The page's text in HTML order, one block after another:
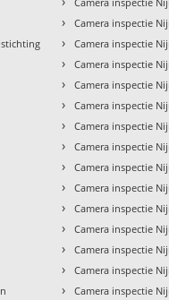
› Camera inspectie
› Camera inspectie
› Camera inspectie
› Camera inspectie
› Camera inspectie
› Camera inspectie
› Camera inspectie
› Camera inspectie
› Camera inspectie
› Camera inspectie
› Camera inspectie
› Camera inspectie
› Camera inspectie
› Camera inspectie